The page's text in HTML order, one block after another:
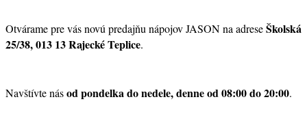
Otvárame pre vás novú predajňu nápojov JASON na adreseŠkolská
25/38, 013 13 Rajecké Teplice.
Navštívte násod pondelka do nedele, denne od 08:00 do 20:00.